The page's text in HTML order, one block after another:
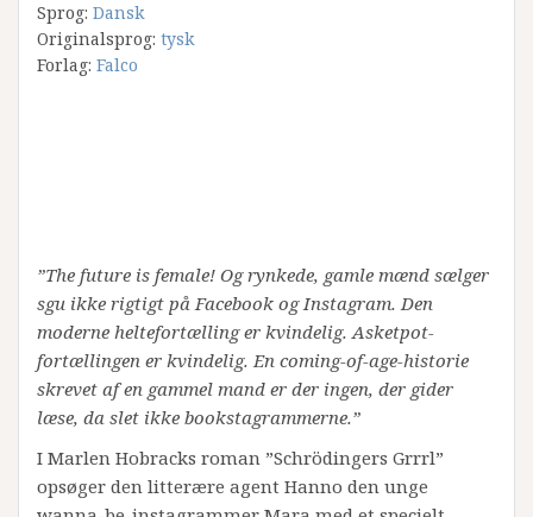
Sprog: Dansk
Originalsprog: tysk
Forlag: Falco
”The future is female! Og rynkede, gamle mænd sælger
sgu ikke rigtigt på Facebook og Instagram. Den
moderne heltefortælling er kvindelig. Asketpot-
fortællingen er kvindelig. En coming-of-age-historie
skrevet af en gammel mand er der ingen, der gider
læse, da slet ikke bookstagrammerne.”
I Marlen Hobracks roman ”Schrödingers Grrrl”
opsøger den litterære agent Hanno den unge